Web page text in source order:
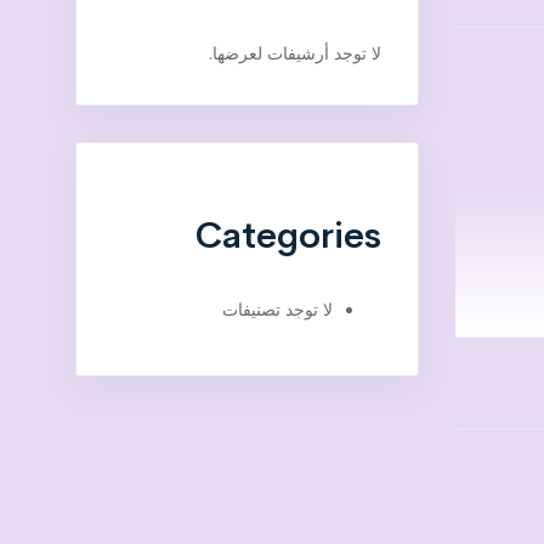
لا توجد أرشيفات لعرضها.
Categories
لا توجد تصنيفات